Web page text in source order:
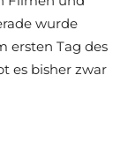
wurde
ersten Tag des
es bisher zwar